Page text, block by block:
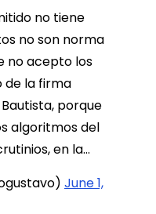
no tiene
no son norma
no acepto los
de la firma
porque
algoritmos del
en la…
June 1,